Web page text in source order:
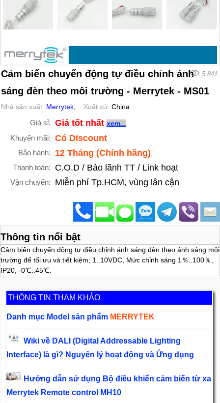
Cảm biến chuyển động tự điều chỉnh ánh
sáng đèn theo môi trường - Merrytek - MS01
5,841
Nhà sản xuất: Merrytek; Xuất xứ:China
Giá sỉ: Giá tốt nhất xem...
Khuyến mãi: Có Discount
Bảo hành: 12 Tháng (Chính hãng)
Thanh toán: C.O.D / Bảo lãnh TT / Link hoạt
Vận chuyển: Miễn phí Tp.HCM, vùng lân cận
Thông tin nổi bật
Cảm biến chuyển động tự điều chỉnh ánh sáng đèn theo ánh sáng môi
trường để tối ưu và tiết kiệm; 1..10VDC, Mức chỉnh sáng 1％..100％,
IP20, -0℃..45℃.
THÔNG TIN THAM KHẢO
Danh mục Model sản phẩm MERRYTEK
Wiki về DALI (Digital Addressable Lighting
Interface) là gì? Nguyên lý hoạt động và Ứng dụng
Hướng dẫn sử dụng Bộ điều khiển cảm biến từ xa
Merrytek Remote control MH10